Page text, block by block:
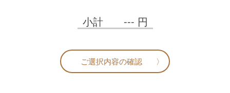
小計 --- 円
ご選択内容の確認